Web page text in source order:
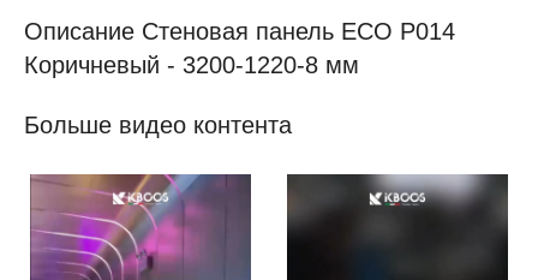
Описание Стеновая панель ECO P014
Коричневый - 3200-1220-8 мм
Больше видео контента